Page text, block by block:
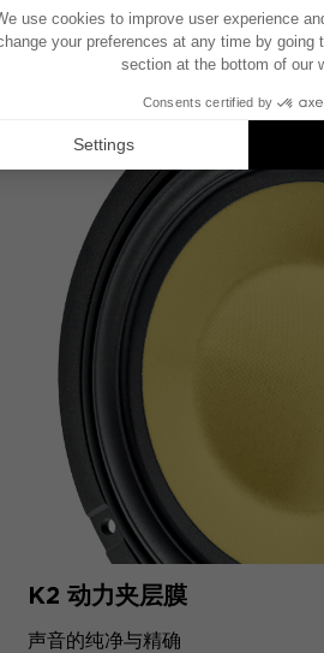
清晰定义的中音
K2 动力夹层膜
声音的纯净与精确